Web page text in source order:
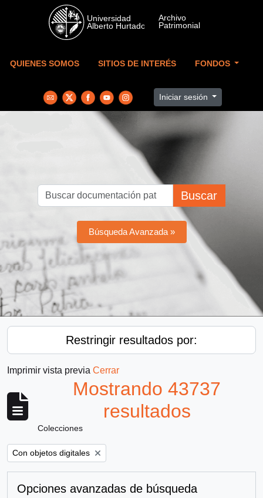
Skip to main content
QUIENES SOMOS SITIOS DE INTERÉS FONDOS
Iniciar sesión
Buscar
Búsqueda Avanzada »
Restringir resultados por:
Imprimir vista previa Cerrar
Mostrando 43737
resultados
Colecciones
Remove filter:
Con objetos digitales
Opciones avanzadas de búsqueda